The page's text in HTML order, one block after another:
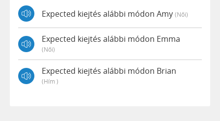
Expected kiejtés alábbi módon Amy (női)
Expected kiejtés alábbi módon Emma
(női)
Expected kiejtés alábbi módon Brian
(hím )